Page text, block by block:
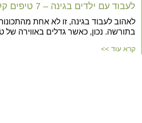
לעבוד עם ילדים בגינה – 7 טיפים קלים
לאהוב לעבוד בגינה, זו לא אחת
בתורשה. נכון, כאשר גדלים באווירה של
קרא עוד >>